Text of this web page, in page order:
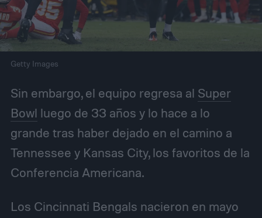
Getty Images
Sin embargo, el equipo regresa al Super
Bowl luego de 33 años y lo hace a lo
grande tras haber dejado en el camino a
Tennessee y Kansas City, los favoritos de la
Conferencia Americana.
Los Cincinnati Bengals nacieron en mayo